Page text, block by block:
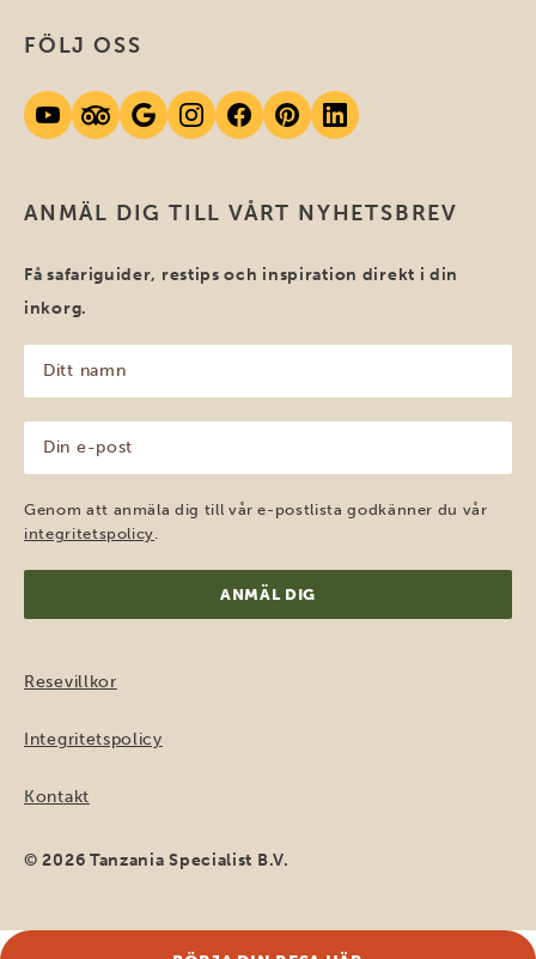
ANMÄL DIG TILL VÅRT NYHETSBREV
Få safariguider, restips och inspiration direkt i din
inkorg.
namn
(Obligatoriskt)
post
(Obligatoriskt)
Genom att anmäla dig till vår e-postlista godkänner du vår
integritetspolicy.
FÖLJ OSS
Resevillkor
Integritetspolicy
Kontakt
© 2026 Tanzania Specialist B.V.